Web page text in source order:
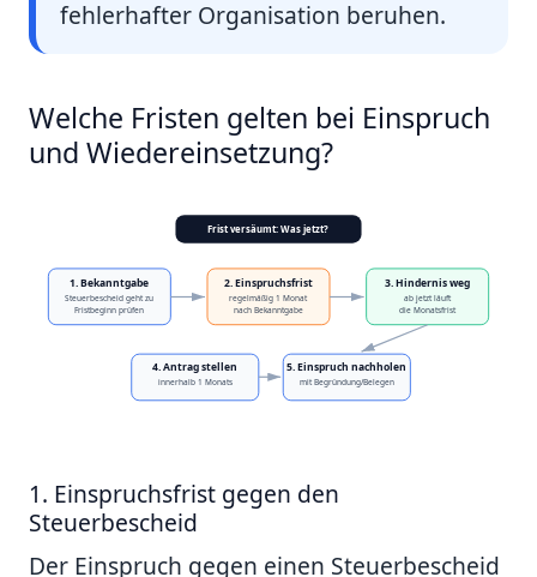
fehlerhafter Organisation beruhen.
Welche Fristen gelten bei Einspruch
und Wiedereinsetzung?
Frist versäumt: Was jetzt?
1. Bekanntgabe
Steuerbescheid geht zu
Fristbeginn prüfen
2. Einspruchsfrist
regelmäßig 1 Monat
nach Bekanntgabe
3. Hindernis weg
ab jetzt läuft
die Monatsfrist
4. Antrag stellen
innerhalb 1 Monats
5. Einspruch nachholen
mit Begründung/Belegen
1. Einspruchsfrist gegen den
Steuerbescheid
Der Einspruch gegen einen Steuerbescheid